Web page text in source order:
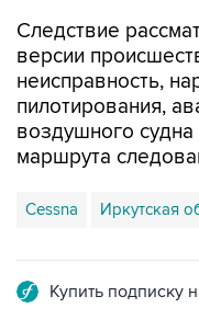
Следствие
версии
неисправность,
пилотирования,
воздушного судна
маршрута
Cessna Иркутская
Купить подписку